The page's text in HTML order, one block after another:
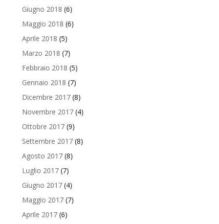
Giugno 2018 (6)
Maggio 2018 (6)
Aprile 2018 (5)
Marzo 2018 (7)
Febbraio 2018 (5)
Gennaio 2018 (7)
Dicembre 2017(8)
Novembre 2017(4)
Ottobre 2017(9)
Settembre 2017(8)
Agosto 2017(8)
Luglio 2017(7)
Giugno 2017(4)
Maggio 2017(7)
Aprile 2017(6)